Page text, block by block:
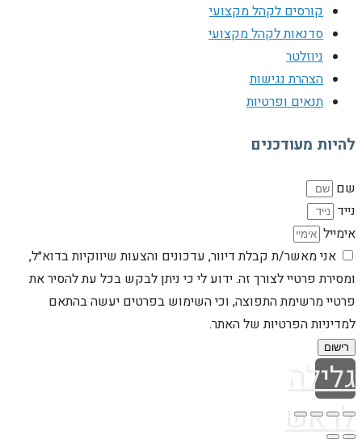
קורסים לקהל מקצועי
סדנאות לקהל מקצועי
ניוזלטר
הצהרת נגישות
תנאים ופרטיות
להיות מעודכנים
שם
נייד
אימייל
אני מאשר/ת קבלת דיוור, עדכונים והצעות שיווקיות בדוא״ל,
ומסירת פרטיי לצורך זה. ידוע לי כי ניתן לבקש בכל עת להסיר את
פרטיי מרשימת התפוצה, וכי השימוש בפרטים יעשה בהתאם
למדיניות הפרטיות של האתר.
רישום
גלילה
לראש